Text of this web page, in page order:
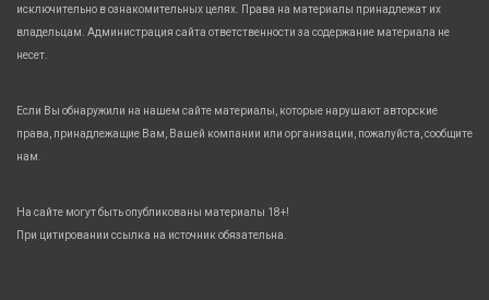
исключительно в ознакомительных целях. Права на материалы принадлежат их
владельцам. Администрация сайта ответственности за содержание материала не
несет.
Если Вы обнаружили на нашем сайте материалы, которые нарушают авторские
права, принадлежащие Вам, Вашей компании или организации, пожалуйста, сообщите
нам.
На сайте могут быть опубликованы материалы 18+!
При цитировании ссылка на источник обязательна.